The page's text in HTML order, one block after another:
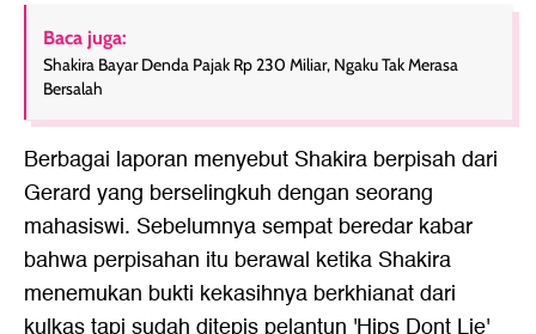
Baca juga:
Shakira Bayar Denda Pajak Rp 230 Miliar, Ngaku Tak Merasa
Bersalah
Berbagai laporan menyebut Shakira berpisah dari
Gerard yang berselingkuh dengan seorang
mahasiswi. Sebelumnya sempat beredar kabar
bahwa perpisahan itu berawal ketika Shakira
menemukan bukti kekasihnya berkhianat dari